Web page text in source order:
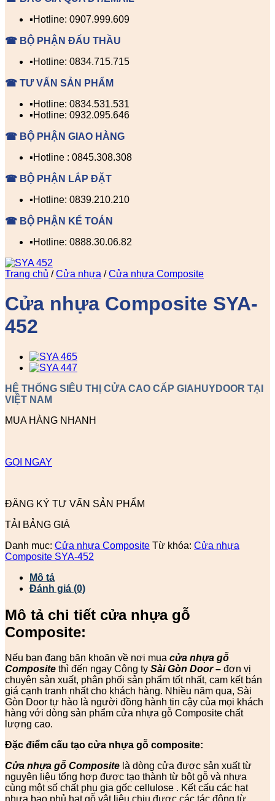
▪️Hotline: 0907.999.609
☎ BỘ PHẬN ĐẤU THẦU
▪️Hotline: 0834.715.715
☎ TƯ VẤN SẢN PHẨM
▪️Hotline: 0834.531.531
▪️Hotline: 0932.095.646
☎ BỘ PHẬN GIAO HÀNG
▪️Hotline : 0845.308.308
☎ BỘ PHẬN LẮP ĐẶT
▪️Hotline: 0839.210.210
☎ BỘ PHẬN KẾ TOÁN
▪️Hotline: 0888.30.06.82
Trang chủ / Cửa nhựa / Cửa nhựa Composite
Cửa nhựa Composite SYA-
452
HỆ THỐNG SIÊU THỊ CỬA CAO CẤP GIAHUYDOOR TẠI
VIỆT NAM
MUA HÀNG NHANH
GỌI NGAY
ĐĂNG KÝ TƯ VẤN SẢN PHẨM
TẢI BẢNG GIÁ
Danh mục: Cửa nhựa Composite Từ khóa: Cửa nhựa
Composite SYA-452
Mô tả
Đánh giá (0)
Mô tả chi tiết cửa nhựa gỗ
Composite:
Nếu bạn đang băn khoăn về nơi mua cửa nhựa gỗ
Composite thì đến ngay Công ty Sài Gòn Door– đơn vị
chuyên sản xuất, phân phối sản phẩm tốt nhất, cam kết bán
giá cạnh tranh nhất cho khách hàng. Nhiều năm qua, Sài
Gòn Door tự hào là người đồng hành tin cậy của mọi khách
hàng với dòng sản phẩm cửa nhựa gỗ Composite chất
lượng cao.
Đặc điểm cấu tạo cửa nhựa gỗ composite:
Cửa nhựa gỗ Composite là dòng cửa được sản xuất từ
nguyên liệu tổng hợp được tạo thành từ bột gỗ và nhựa
cùng một số chất phụ gia gốc cellulose . Kết cấu các hạt